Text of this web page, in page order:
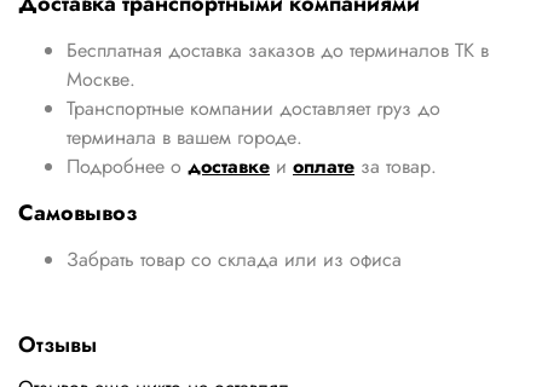
Бесплатная доставка заказов до терминалов ТК в
Москве.
Транспортные компании доставляет груз до
терминала в вашем городе.
Подробнее о доставке и оплате за товар.
Самовывоз
Забрать товар со склада или из офиса
Отзывы